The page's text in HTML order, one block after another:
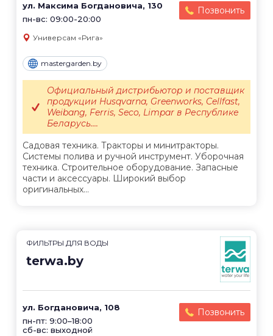
ул. Максима Богдановича, 130
пн-вс: 09:00-20:00
Позвонить
Универсам «Рига»
mastergarden.by
Садовая техника. Тракторы и минитракторы.
Системы полива и ручной инструмент. Уборочная
техника. Строительное оборудование. Запасные
части и аксессуары. Широкий выбор
оригинальных...
Официальный дистрибьютор и поставщик
продукции Husqvarna, Greenworks, Cellfast,
Weibang, Ferris, Seco, Limpar в Республике
Беларусь....
ФИЛЬТРЫ ДЛЯ ВОДЫ
terwa.by
ул. Богдановича, 108
пн-пт: 9:00–18:00
сб-вс: выходной
Позвонить